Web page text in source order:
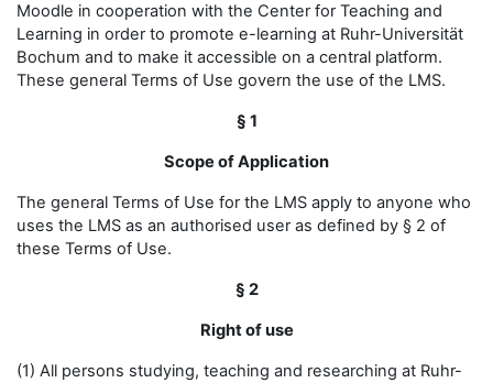
Moodle in cooperation with the Center for Teaching and
Learning in order to promote e-learning at Ruhr-Universität
Bochum and to make it accessible on a central platform.
These general Terms of Use govern the use of the LMS.
§ 1
Scope of Application
The general Terms of Use for the LMS apply to anyone who
uses the LMS as an authorised user as defined by § 2 of
these Terms of Use.
§ 2
Right of use
(1) All persons studying, teaching and researching at Ruhr-